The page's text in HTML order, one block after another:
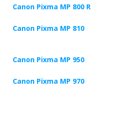
Canon Pixma MP 800 R
Canon Pixma MP 810
Canon Pixma MP 950
Canon Pixma MP 970